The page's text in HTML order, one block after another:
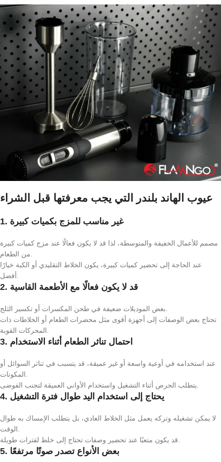
عيوب الهاند بلندر التي يجب معرفتها قبل الشراء
1. غير مناسب للمزج بكميات كبيرة
مصمم للأعمال الخفيفة والمتوسطة، لذا قد لا يكون فعالًا عند مزج كميات كبيرة
من الطعام.
عند الحاجة إلى تحضير كميات كبيرة، يكون الخلاط التقليدي أو الكبة خيارًا
أفضل.
2. قد لا يكون فعالًا مع الأطعمة القاسية
بعض الموديلات ضعيفة في طحن المكسرات أو تكسير الثلج.
تحتاج بعض الوصفات إلى أجهزة أقوى مثل محضرات الطعام أو الخلاطات ذات
المحركات القوية.
3. احتمال تناثر الطعام أثناء الاستخدام
عند استخدامه في أوعية واسعة أو غير عميقة، قد يتسبب في تناثر السوائل أو
المكونات.
يتطلب الحرص أثناء التشغيل واستخدام الأواني العميقة لتجنب الفوضى.
4. يحتاج إلى استخدام اليد طوال فترة التشغيل
لا يمكن تشغيله وتركه يعمل مثل الخلاط العادي، بل يتطلب الإمساك به طوال
الوقت.
قد يكون متعبًا عند تحضير وصفات تحتاج إلى خلط لفترات طويلة.
5. بعض الأنواع تصدر صوتًا مرتفعًا